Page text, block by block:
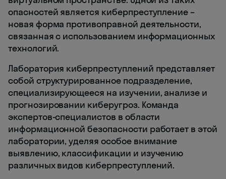
опасностей является киберпреступление –
новая форма противоправной деятельности,
связанная с использованием информационных
технологий.
Лаборатория киберпреступлений представляет
собой структурированное подразделение,
специализирующееся на изучении, анализе и
прогнозировании киберугроз. Команда
экспертов-специалистов в области
информационной безопасности работает в этой
лаборатории, уделяя особое внимание
выявлению, классификации и изучению
различных видов киберпреступлений.